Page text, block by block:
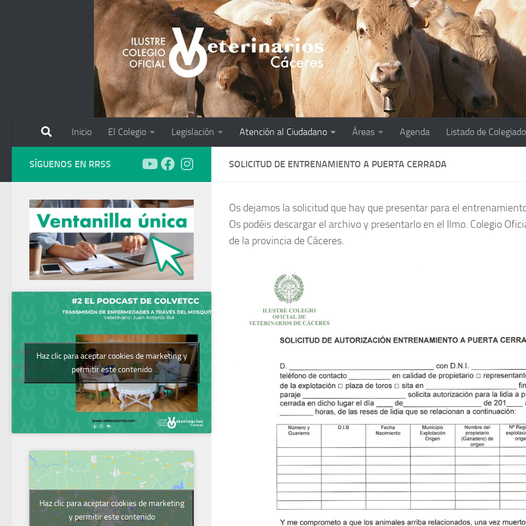
Inicio El Colegio Legislación Atención al Ciudadano Áreas Agenda Listado de
SOLICITUD DE ENTRENAMIENTO A PUERTA CERRADA
Os dejamos la solicitud que hay que presentar para el
Os podéis descargar el archivo y presentarlo en el Ilmo. Colegio
de la provincia de Cáceres.
SÍGUENOS EN RRSS
Podcast del
Colegio de
Veterinarios
Haz clic para aceptar cookies de marketing y
permitir este contenido
Haz clic para aceptar cookies de marketing
y permitir este contenido